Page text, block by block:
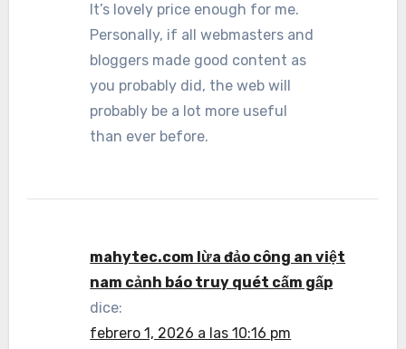
It’s lovely price enough for me.
Personally, if all webmasters and
bloggers made good content as
you probably did, the web will
probably be a lot more useful
than ever before.
mahytec.com lừa đảo công an việt
nam cảnh báo truy quét cấm gấp
dice:
febrero 1, 2026 a las 10:16 pm